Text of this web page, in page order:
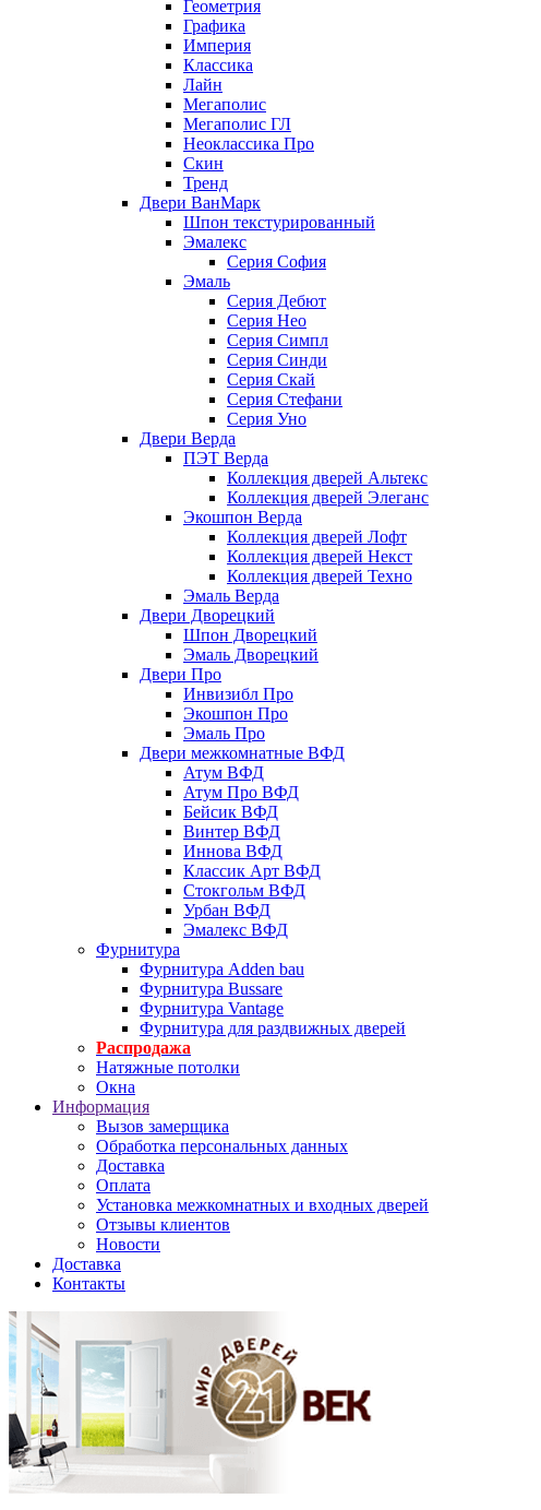
Геометрия
Графика
Империя
Классика
Лайн
Мегаполис
Мегаполис ГЛ
Неоклассика Про
Скин
Тренд
Двери ВанМарк
Шпон текстурированный
Эмалекс
Серия София
Эмаль
Серия Дебют
Серия Нео
Серия Симпл
Серия Синди
Серия Скай
Серия Стефани
Серия Уно
Двери Верда
ПЭТ Верда
Коллекция дверей Альтекс
Коллекция дверей Элеганс
Экошпон Верда
Коллекция дверей Лофт
Коллекция дверей Некст
Коллекция дверей Техно
Эмаль Верда
Двери Дворецкий
Шпон Дворецкий
Эмаль Дворецкий
Двери Про
Инвизибл Про
Экошпон Про
Эмаль Про
Двери межкомнатные ВФД
Атум ВФД
Атум Про ВФД
Бейсик ВФД
Винтер ВФД
Иннова ВФД
Классик Арт ВФД
Стокгольм ВФД
Урбан ВФД
Эмалекс ВФД
Фурнитура
Фурнитура Adden bau
Фурнитура Bussare
Фурнитура Vantage
Фурнитура для раздвижных дверей
Распродажа
Натяжные потолки
Окна
Информация
Вызов замерщика
Обработка персональных данных
Доставка
Оплата
Установка межкомнатных и входных дверей
Отзывы клиентов
Новости
Доставка
Контакты